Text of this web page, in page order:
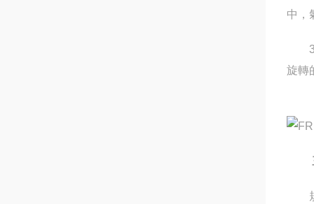
中，
3.
旋轉
規